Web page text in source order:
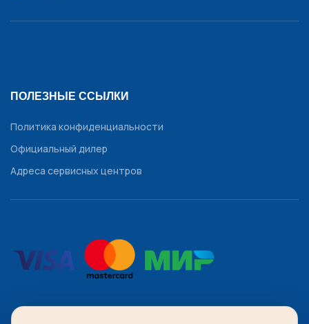
ПОЛЕЗНЫЕ ССЫЛКИ
Политика конфиденциальности
Официальный дилер
Адреса сервисных центров